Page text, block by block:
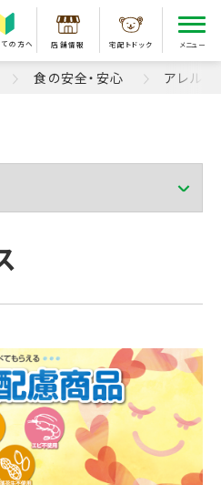
の方へ 店舗情報 宅配トドック メニュー
食の安全・安心 アレル